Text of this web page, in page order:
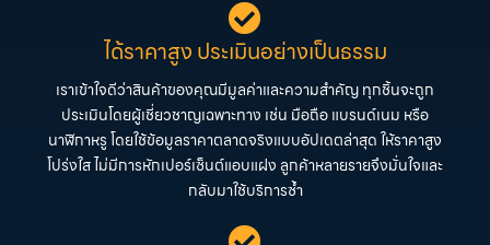
ได้ราคาสูง ประเมินอย่างเป็นธรรม
เราเข้าใจดีว่าสินค้าของคุณมีมูลค่าและความสำคัญ ทุกชิ้นจะถูก
ประเมินโดยผู้เชี่ยวชาญเฉพาะทาง เช่น มือถือ แบรนด์เนม หรือ
นาฬิกาหรู โดยใช้ข้อมูลราคาตลาดจริงแบบอัปเดตล่าสุด ให้ราคาสูง
โปร่งใส ไม่มีการหักเปอร์เซ็นต์แอบแฝง ลูกค้าหลายรายจึงมั่นใจและ
กลับมาใช้บริการซ้ำ